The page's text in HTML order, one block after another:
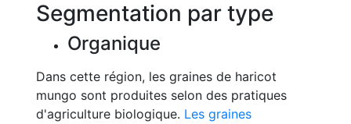
Segmentation par type
Organique
Dans cette région, les graines de haricot
mungo sont produites selon des pratiques
d'agriculture biologique. Les graines